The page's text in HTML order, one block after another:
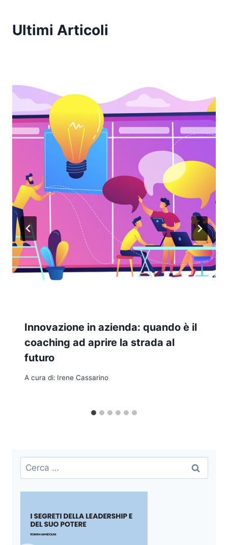
Ultimi Articoli
Innovazione in azienda: quando è il
coaching ad aprire la strada al
futuro
A cura di: Irene Cassarino
Ricerca
per: